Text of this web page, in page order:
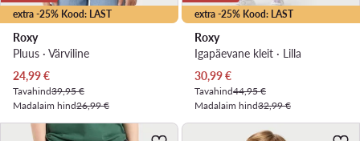
extra -25% Kood: LAST
Roxy
Pluus · Värviline
Praegune hind
24,99€
Tavahind39,95 €
Madalaim hind26,99 €
extra -25% Kood: LAST
Roxy
Igapäevane kleit · Lilla
Praegune hind
30,99€
Tavahind44,95 €
Madalaim hind32,99 €